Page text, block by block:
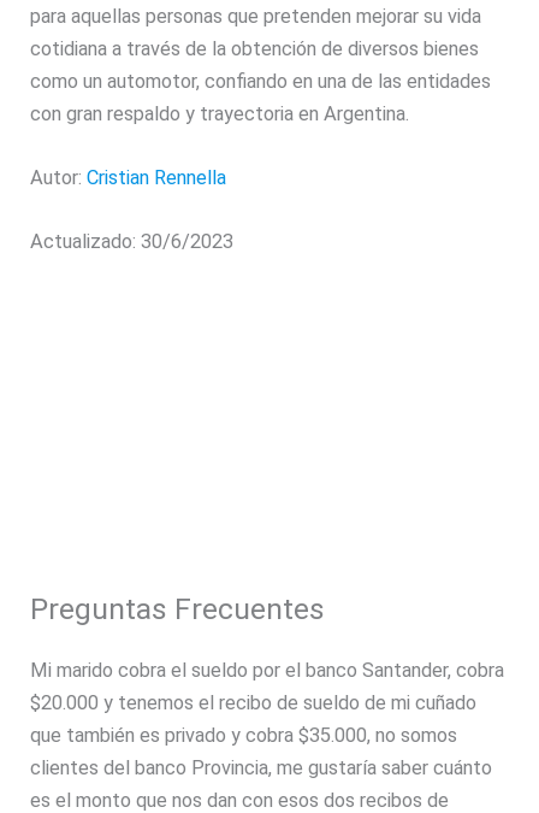
para aquellas personas que pretenden mejorar su vida
cotidiana a través de la obtención de diversos bienes
como un automotor, confiando en una de las entidades
con gran respaldo y trayectoria en Argentina.
Autor:Cristian Rennella
Actualizado: 30/6/2023
Preguntas Frecuentes
Mi marido cobra el sueldo por el banco Santander, cobra
$20.000 y tenemos el recibo de sueldo de mi cuñado
que también es privado y cobra $35.000, no somos
clientes del banco Provincia, me gustaría saber cuánto
es el monto que nos dan con esos dos recibos de